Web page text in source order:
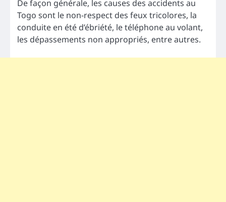
De façon générale, les causes des accidents au
Togo sont le non-respect des feux tricolores, la
conduite en été d’ébriété, le téléphone au volant,
les dépassements non appropriés, entre autres.